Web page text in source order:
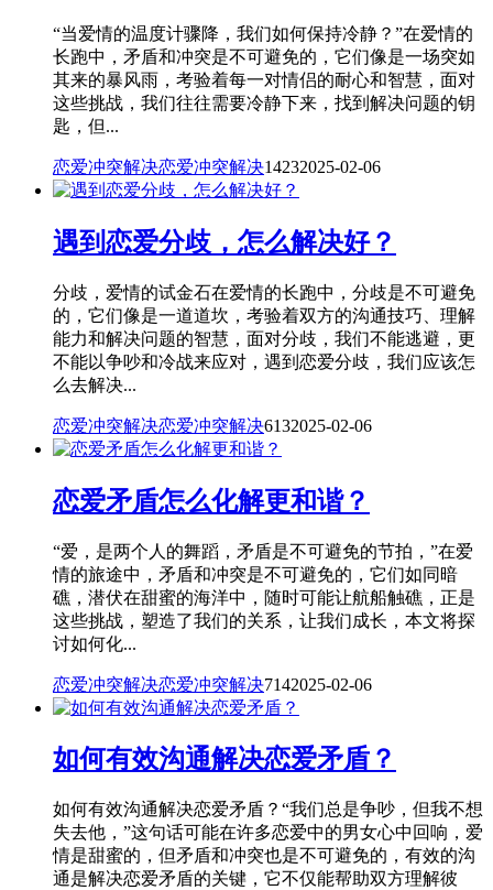
“当爱情的温度计骤降，我们如何保持冷静？”在爱情的
长跑中，矛盾和冲突是不可避免的，它们像是一场突如
其来的暴风雨，考验着每一对情侣的耐心和智慧，面对
这些挑战，我们往往需要冷静下来，找到解决问题的钥
匙，但...
恋爱冲突解决恋爱冲突解决14232025-02-06
遇到恋爱分歧，怎么解决好？
分歧，爱情的试金石在爱情的长跑中，分歧是不可避免
的，它们像是一道道坎，考验着双方的沟通技巧、理解
能力和解决问题的智慧，面对分歧，我们不能逃避，更
不能以争吵和冷战来应对，遇到恋爱分歧，我们应该怎
么去解决...
恋爱冲突解决恋爱冲突解决6132025-02-06
恋爱矛盾怎么化解更和谐？
“爱，是两个人的舞蹈，矛盾是不可避免的节拍，”在爱
情的旅途中，矛盾和冲突是不可避免的，它们如同暗
礁，潜伏在甜蜜的海洋中，随时可能让航船触礁，正是
这些挑战，塑造了我们的关系，让我们成长，本文将探
讨如何化...
恋爱冲突解决恋爱冲突解决7142025-02-06
如何有效沟通解决恋爱矛盾？
如何有效沟通解决恋爱矛盾？“我们总是争吵，但我不想
失去他，”这句话可能在许多恋爱中的男女心中回响，爱
情是甜蜜的，但矛盾和冲突也是不可避免的，有效的沟
通是解决恋爱矛盾的关键，它不仅能帮助双方理解彼